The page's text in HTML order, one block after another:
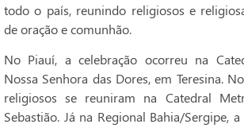
todo o país, reunindo religiosos e
de oração e comunhão.
No Piauí, a celebração ocorreu na
Nossa Senhora das Dores, em Teresina.
religiosos se reuniram na Catedral
Sebastião. Já na Regional Bahia/Sergipe,